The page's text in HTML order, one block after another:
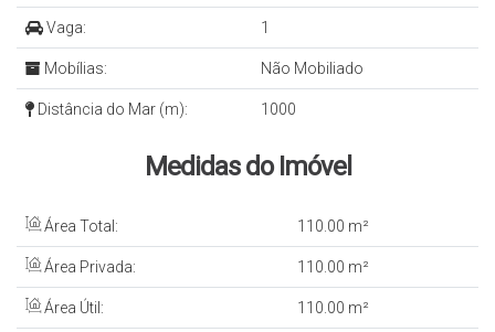
Vaga: 1
Mobílias: Não Mobiliado
Distância do Mar (m): 1000
Medidas do Imóvel
Área Total: 110 .00 m²
Área Privada: 110 .00 m²
Área Útil: 110 .00 m²